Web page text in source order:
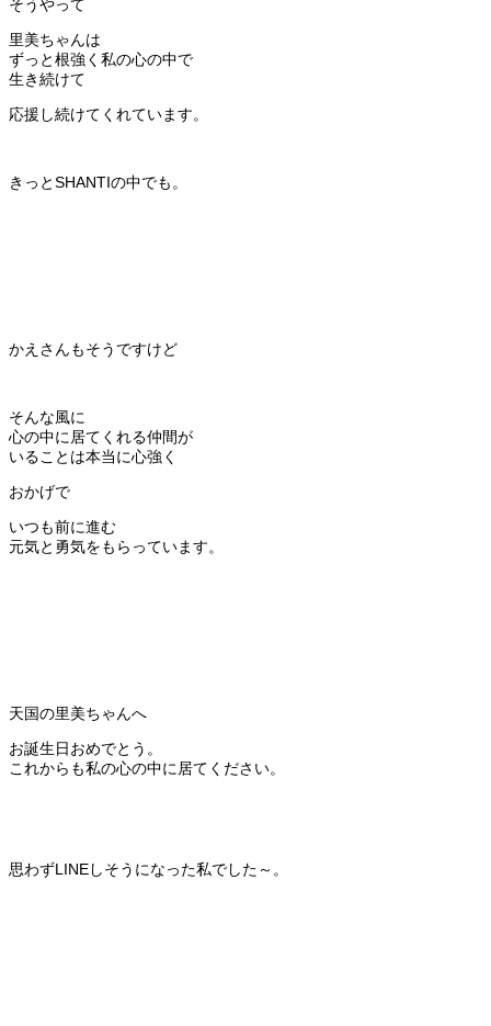
そうやって
里美ちゃんは
ずっと根強く私の心の中で
生き続けて
応援し続けてくれています。
きっとSHANTIの中でも。
かえさんもそうですけど
そんな風に
心の中に居てくれる仲間が
いることは本当に心強く
おかげで
いつも前に進む
元気と勇気をもらっています。
天国の里美ちゃんへ
お誕生日おめでとう。
これからも私の心の中に居てください。
思わずLINEしそうになった私でした～。